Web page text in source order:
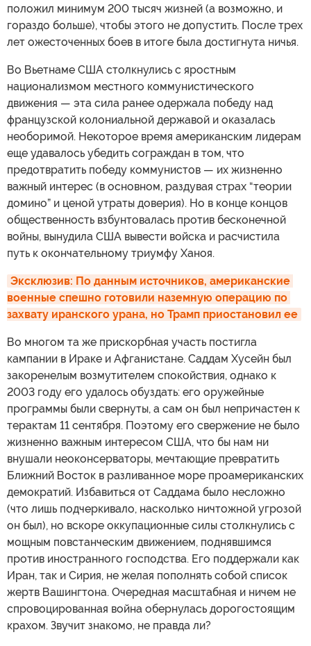
положил минимум 200 тысяч жизней (а возможно, и
гораздо больше), чтобы этого не допустить. После трех
лет ожесточенных боев в итоге была достигнута ничья.
Во Вьетнаме США столкнулись с яростным
национализмом местного коммунистического
движения — эта сила ранее одержала победу над
французской колониальной державой и оказалась
необоримой. Некоторое время американским лидерам
еще удавалось убедить сограждан в том, что
предотвратить победу коммунистов — их жизненно
важный интерес (в основном, раздувая страх “теории
домино” и ценой утраты доверия). Но в конце концов
общественность взбунтовалась против бесконечной
войны, вынудила США вывести войска и расчистила
путь к окончательному триумфу Ханоя.
Эксклюзив: По данным источников, американские
военные спешно готовили наземную операцию по
захвату иранского урана, но Трамп приостановил ее
Во многом та же прискорбная участь постигла
кампании в Ираке и Афганистане. Саддам Хусейн был
закоренелым возмутителем спокойствия, однако к
2003 году его удалось обуздать: его оружейные
программы были свернуты, а сам он был непричастен к
терактам 11 сентября. Поэтому его свержение не было
жизненно важным интересом США, что бы нам ни
внушали неоконсерваторы, мечтающие превратить
Ближний Восток в разливанное море проамериканских
демократий. Избавиться от Саддама было несложно
(что лишь подчеркивало, насколько ничтожной угрозой
он был), но вскоре оккупационные силы столкнулись с
мощным повстанческим движением, поднявшимся
против иностранного господства. Его поддержали как
Иран, так и Сирия, не желая пополнять собой список
жертв Вашингтона. Очередная масштабная и ничем не
спровоцированная война обернулась дорогостоящим
крахом. Звучит знакомо, не правда ли?